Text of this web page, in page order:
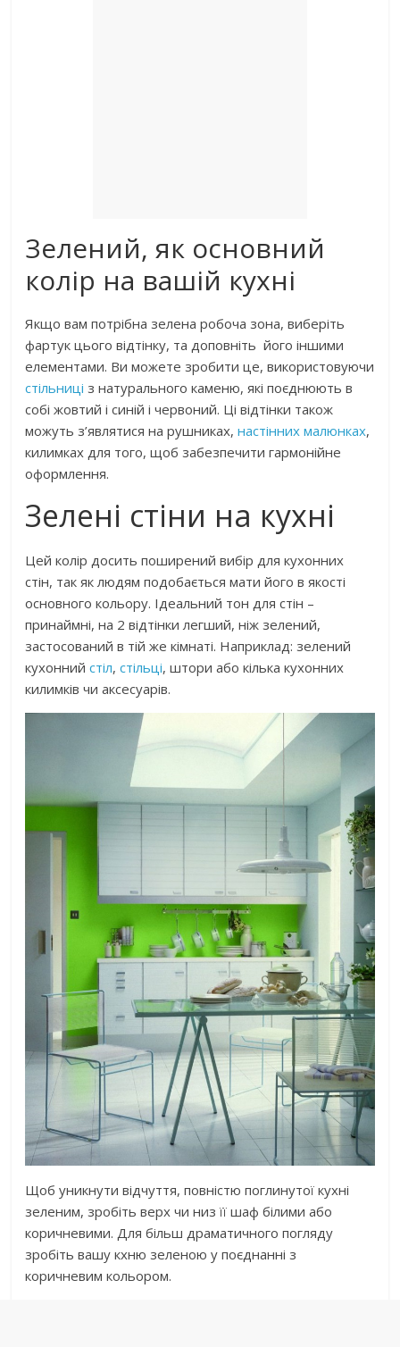
Зелений, як основний
колір на вашій кухні
Якщо вам потрібна зелена робоча зона, виберіть
фартук цього відтінку, та доповніть його іншими
елементами. Ви можете зробити це, використовуючи
стільниці з натурального каменю, які поєднюють в
собі жовтий і синій і червоний. Ці відтінки також
можуть з’являтися на рушниках,настінних малюнках,
килимках для того, щоб забезпечити гармонійне
оформлення.
Зелені стіни на кухні
Цей колір досить поширений вибір для кухонних
стін, так як людям подобається мати його в якості
основного кольору. Ідеальний тон для стін –
принаймні, на 2 відтінки легший, ніж зелений,
застосований в тій же кімнаті. Наприклад: зелений
кухоннийстіл,стільці, штори або кілька кухонних
килимків чи аксесуарів.
Щоб уникнути відчуття, повністю поглинутої кухні
зеленим, зробіть верх чи низ її шаф білими або
коричневими. Для більш драматичного погляду
зробіть вашу кхню зеленою у поєднанні з
коричневим кольором.